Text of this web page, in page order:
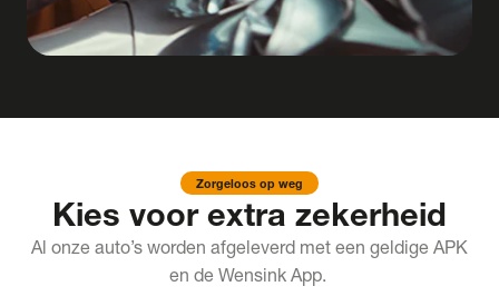
Zorgeloos op weg
Kies voor extra zekerheid
Al onze auto’s worden afgeleverd met een geldige APK
en de Wensink App.